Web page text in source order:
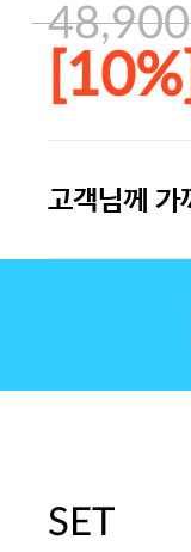
48,900
[10%]
고객님께 가
SET